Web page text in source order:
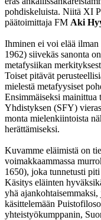
pohdiskeluista. Niitä XI
päätoimittaja FM Aki
Ihminen ei voi elää
1962) siivekäs sanonta
metafysiikan
Toiset pitävät
mielestä metafyysiset
Ensimmäiseksi mainittua
Yhdistyksen (SFY)
monta mielenkiintoista
herättämiseksi.
Kuvamme eläimistä on
voimakkaammassa
1650), joka tunnetusti
Käsitys eläinten
yhä
käsittelemään
yhteistyökumppanin,